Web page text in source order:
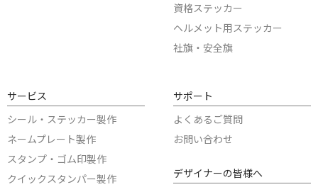
資格ステッカー
ヘルメット用ステッカー
社旗・安全旗
サービス
シール・ステッカー製作
ネームプレート製作
スタンプ・ゴム印製作
クイックスタンパー製作
サポート
よくあるご質問
お問い合わせ
デザイナーの皆様へ